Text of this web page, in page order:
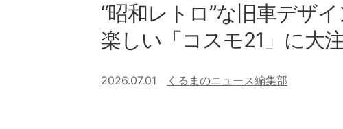
“昭和レトロ”な旧車デザ
楽しい「コスモ21」に大注
2026.07.01 くるまのニュース編集部